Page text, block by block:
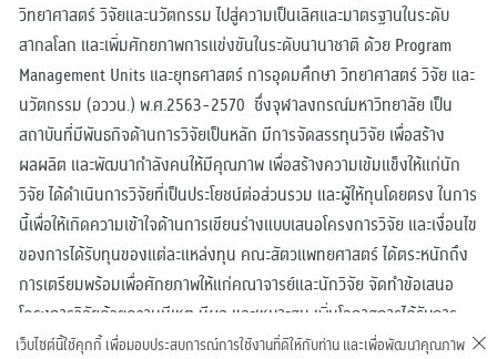
วิทยาศาสตร์ วิจัยและนวัตกรรม ไปสู่ความเป็นเลิศและมาตรฐานในระดับ
สากลโลก และเพิ่มศักยภาพการแข่งขันในระดับนานาชาติ ด้วย Program
Management Units และยุทธศาสตร์ การอุดมศึกษา วิทยาศาสตร์ วิจัย และ
นวัตกรรม (อววน.) พ.ศ.2563-2570 ซึ่งจุฬาลงกรณ์มหาวิทยาลัย เป็น
สถาบันที่มีพันธกิจด้านการวิจัยเป็นหลัก มีการจัดสรรทุนวิจัย เพื่อสร้าง
ผลผลิต และพัฒนากำลังคนให้มีคุณภาพ เพื่อสร้างความเข้มแข็งให้แก่นัก
วิจัย ได้ดำเนินการวิจัยที่เป็นประโยชน์ต่อส่วนรวม และผู้ให้ทุนโดยตรง ในการ
นี้เพื่อให้เกิดความเข้าใจด้านการเขียนร่างแบบเสนอโครงการวิจัย และเงื่อนไข
ของการได้รับทุนของแต่ละแหล่งทุน คณะสัตวแพทยศาสตร์ ได้ตระหนักถึง
การเตรียมพร้อมเพื่อศักยภาพให้แก่คณาจารย์และนักวิจัย จัดทำข้อเสนอ
โครงการวิจัยด้วยความมีเหตุ มีผล และเหมาะสม เพิ่มโอกาสการได้รับการ
สนับสนุนด้านงบประมาณ ในการนี้ฝ่ายวิจัย นวัตกรรม และสื่อสารองค์กร
เว็บไซต์นี้ใช้คุกกี้ เพื่อมอบประสบการณ์การใช้งานที่ดีให้กับท่าน และเพื่อพัฒนาคุณภาพ